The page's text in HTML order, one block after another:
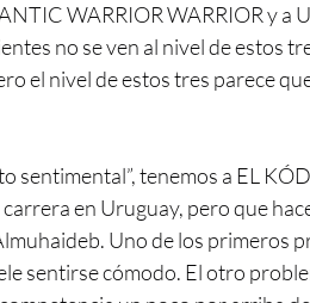
WARRIOR WARRIOR y a
no se ven al nivel de estos
el nivel de estos tres parece
tenemos a EL
en Uruguay, pero que
Uno de los primeros
sentirse cómodo. El otro